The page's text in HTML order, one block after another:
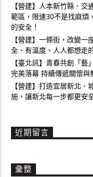
【營建】人本新竹縣．
範區，限速30不是找麻煩
的安全！
【營建】一條街，改變
全、有溫度、人人都想走
【臺北訊】青春共創「
完美落幕 持續傳遞關懷
【營建】打造宜居新北
施，讓新北每一步都更安
近期留言
彙整